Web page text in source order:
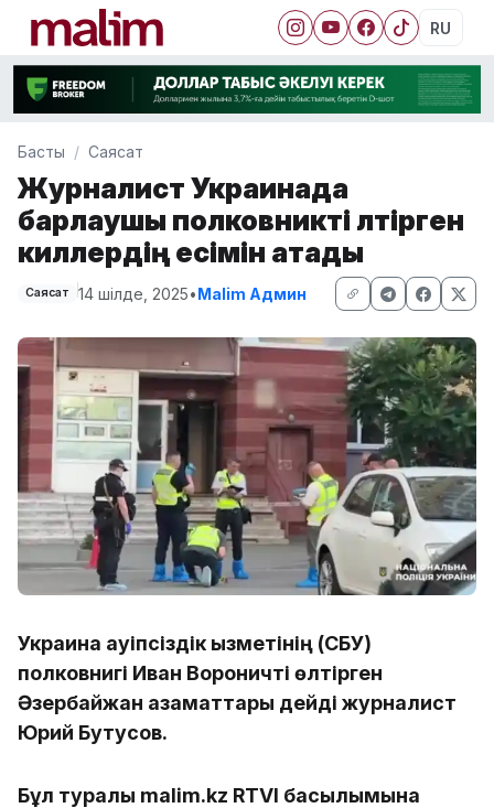
RU
Басты Саясат
Журналист Украинада
барлаушы полковникті өлтірген
киллердің есімін атады
Саясат 14 шілде, 2025•Malim Админ
Украина Қауіпсіздік Қызметінің (СБУ)
полковнигі Иван Вороничті өлтірген
Әзербайжан азаматтары дейді журналист
Юрий Бутусов.
Бұл туралы malim.kz RTVI басылымына